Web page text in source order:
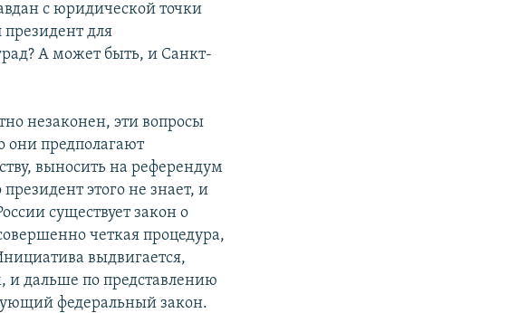
с юридической точки
для
А может быть, и Санкт-
незаконен, эти вопросы
они предполагают
выносить на референдум
этого не знает, и
существует закон о
четкая процедура,
выдвигается,
и дальше по представлению
федеральный закон.